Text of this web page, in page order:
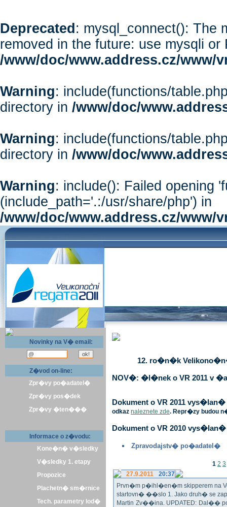
Deprecated : mysql_connect(): The
removed in the future: use mysqli or
/www/doc/www.address.cz/www/
Warning: include(functions/
directory in /www/doc/
Warning: include(functions/
directory in /www/doc/
Warning: include(): Failed opening
(include_path='.:/usr/share/php') in
/www/doc/www.address.cz/www/
Novinky na V� email:
Z�vod on-line:
Zpr�vy po�adatel�
Zpr�vy pos�dek
Zpr�vy �ten���
Informace o z�vodu:
Kone�n� v�sledky
V�sledky 1. etapy
Propozice
Plachetn� sm�rnice
Tech. parametry lod�
12. ro�n�k
NOV�: �l�nek o VR 2011 v
Dokument o VR 2011
odkaz naleznete zde. Repr�zy budou
Dokument o VR 2010
Zpravodajstv� po�adatel�
1 2 3
27.9.2011
20:37
Prvn�m p�ihl�en�m skipperem na
startovn� ��slo 1. Jako druh� se
Martin Zv��ina. UPDATED: Dal��